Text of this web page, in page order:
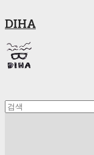
DIHA